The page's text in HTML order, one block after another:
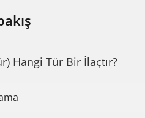
Hangi Tür Bir İlaçtır?